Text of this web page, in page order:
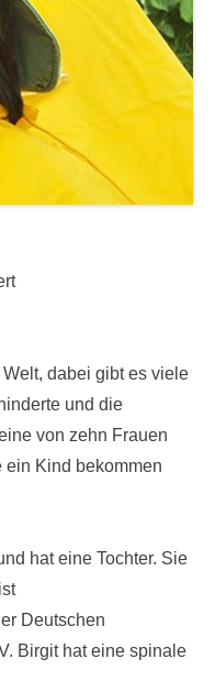
dabei gibt es viele
und die
von zehn Frauen
Kind bekommen
hat eine Tochter. Sie
Deutschen
Birgit hat eine spinale